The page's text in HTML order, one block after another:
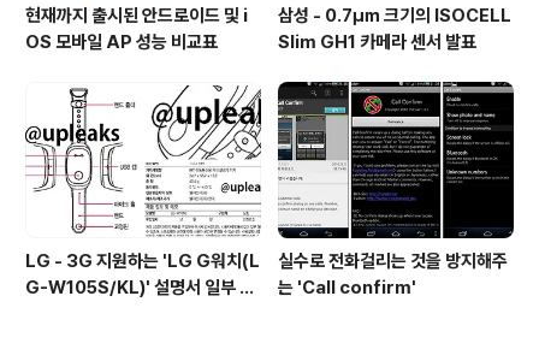
현재까지 출시된 안드로이드 및 i
OS 모바일 AP 성능 비교표
삼성 - 0.7㎛ 크기의 ISOCELL
Slim GH1 카메라 센서 발표
LG - 3G 지원하는 'LG G워치(L
G-W105S/KL)' 설명서 일부 유
실수로 전화걸리는 것을 방지해주
는 'Call confirm'